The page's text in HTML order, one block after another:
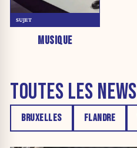
MUSIQUE
SUJET
TOUTES LES NEWS
BRUXELLES FLANDRE